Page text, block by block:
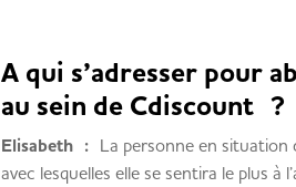
A qui s’adresser pour
au sein de Cdiscount ?
Elisabeth :La personne en situation
avec lesquelles elle se sentira le plus